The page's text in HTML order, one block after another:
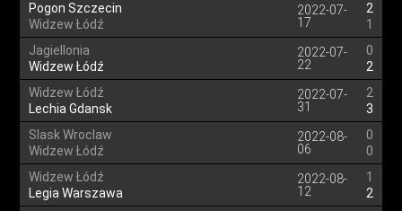
Pogon Szczecin
Widzew Łódź
2022-07-
17
2
1
Jagiellonia
Widzew Łódź
2022-07-
22
0
2
Widzew Łódź
Lechia Gdansk
2022-07-
31
2
3
Slask Wroclaw
Widzew Łódź
2022-08-
06
0
0
Widzew Łódź
Legia Warszawa
2022-08-
12
1
2